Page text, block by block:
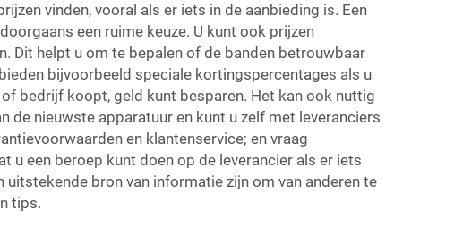
vinden, vooral als er iets in de aanbieding is. Een
een ruime keuze. U kunt ook prijzen
Dit helpt u om te bepalen of de banden betrouwbaar
bijvoorbeeld speciale kortingspercentages als u
bedrijf koopt, geld kunt besparen. Het kan ook nuttig
de nieuwste apparatuur en kunt u zelf met leveranciers
en klantenservice; en vraag
een beroep kunt doen op de leverancier als er iets
bron van informatie zijn om van anderen te
tips.